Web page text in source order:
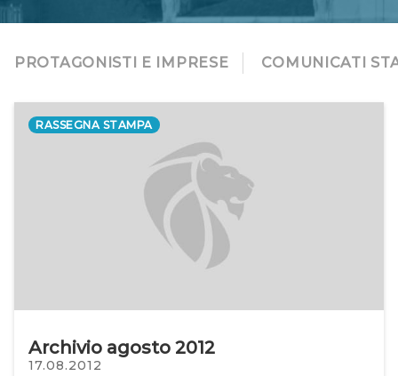
PROTAGONISTI E IMPRESE COMUNICATI
RASSEGNA STAMPA
Archivio agosto 2012
17.08.2012